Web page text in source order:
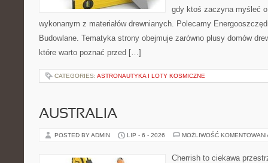
gdy ktoś zaczyna myśleć o
wykonanym z materiałów drewnianych. Polecamy
Budowlane. Tematyka strony obejmuje zarówno plusy domów
które warto poznać przed […]
CATEGORIES: ASTRONAUTYKA I LOTY KOSMICZNE
AUSTRALIA
POSTED BY ADMIN LIP - 6 - 2026 MOŻLIWOŚĆ
Cherrish to ciekawa